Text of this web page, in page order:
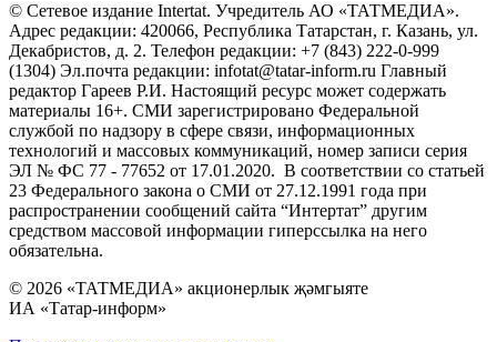
© Сетевое издание Intertat. Учредитель АО «ТАТМЕДИА».
Адрес редакции: 420066, Республика Татарстан, г. Казань, ул.
Декабристов, д. 2. Телефон редакции: +7 (843) 222-0-999
(1304) Эл.почта редакции: infotat@tatar-inform.ru Главный
редактор Гареев Р.И. Настоящий ресурс может содержать
материалы 16+. СМИ зарегистрировано Федеральной
службой по надзору в сфере связи, информационных
технологий и массовых коммуникаций, номер записи серия
ЭЛ № ФС 77 - 77652 от 17.01.2020. В соответствии со статьей
23 Федерального закона о СМИ от 27.12.1991 года при
распространении сообщений сайта “Интертат” другим
средством массовой информации гиперссылка на него
обязательна.
© 2026 «ТАТМЕДИА» акционерлык җәмгыяте
ИА «Татар-информ»